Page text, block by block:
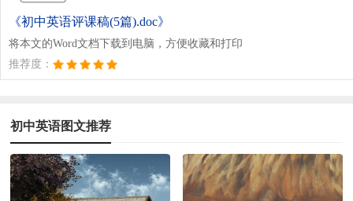
《初中英语评课稿(5篇).doc》
将本文的Word文档下载到电脑，方便收藏和打印
推荐度：
初中英语图文推荐